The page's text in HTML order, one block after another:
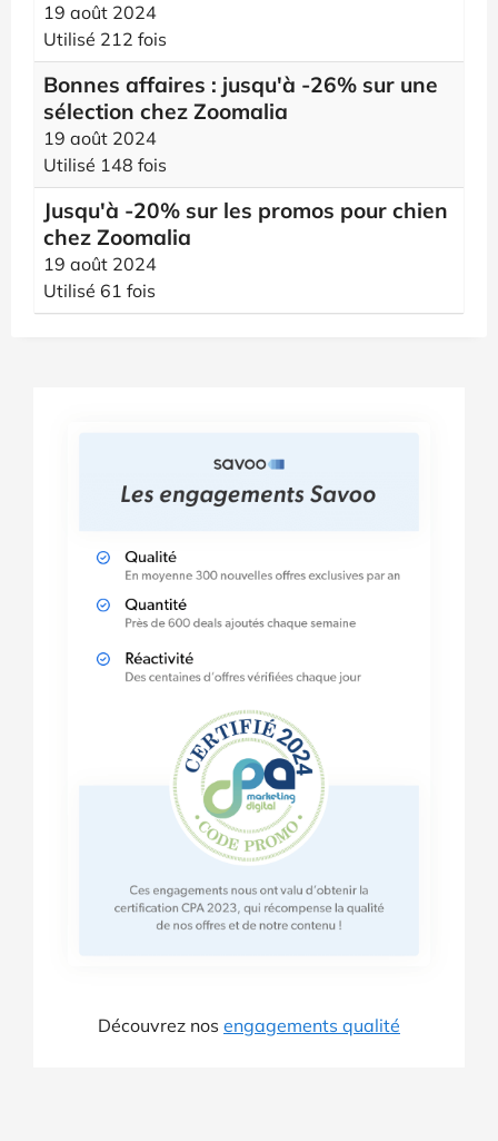
19 août 2024
Utilisé 212 fois
Bonnes affaires : jusqu'à -26% sur une
sélection chez Zoomalia
19 août 2024
Utilisé 148 fois
Jusqu'à -20% sur les promos pour chien
chez Zoomalia
19 août 2024
Utilisé 61 fois
Découvrez nos engagements qualité